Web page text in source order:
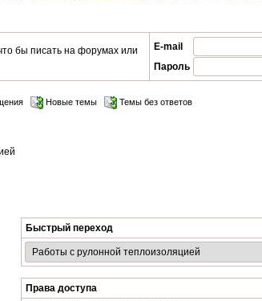
бы писать на форумах или
E-mail
Пароль
Новые темы Темы без ответов
Быстрый переход
Права доступа